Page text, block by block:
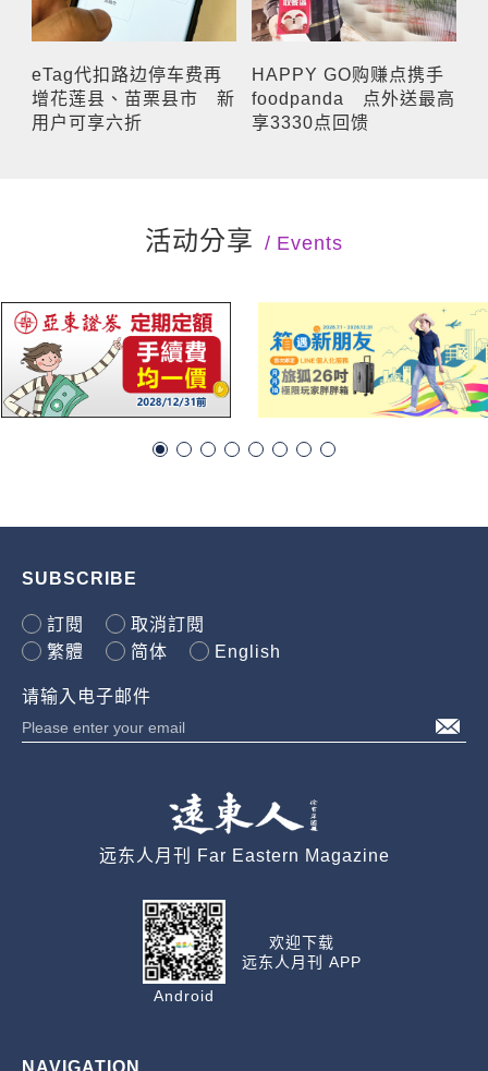
eTag代扣路边停车费再
增花莲县、苗栗县市 新
用户可享六折
HAPPY GO购赚点携手
foodpanda 点外送最高
享3330点回馈
活动分享 Events
SUBSCRIBE
訂閱
取消訂閱
繁體
简体 English
请输入电子邮件
远东人月刊 Far Eastern Magazine
Android
欢迎下载
远东人月刊 APP